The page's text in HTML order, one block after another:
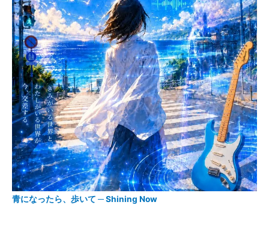
青になったら、歩いて ─ Shining Now